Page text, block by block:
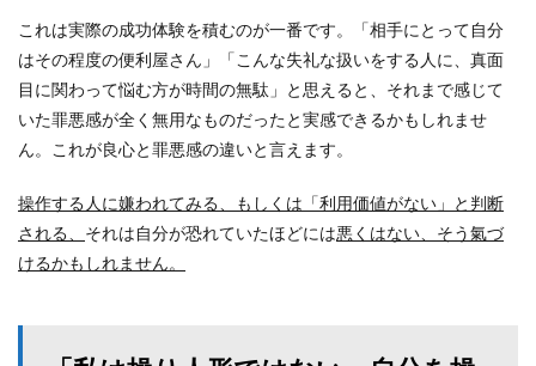
これは実際の成功体験を積むのが一番です。「相手にとって自分
はその程度の便利屋さん」「こんな失礼な扱いをする人に、真面
目に関わって悩む方が時間の無駄」と思えると、それまで感じて
いた罪悪感が全く無用なものだったと実感できるかもしれませ
ん。これが良心と罪悪感の違いと言えます。
操作する人に嫌われてみる、もしくは「利用価値がない」と判断
される、 それは自分が恐れていたほどには悪くはない、そう氣づ
けるかもしれません。